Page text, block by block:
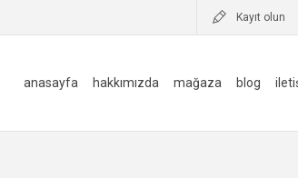
Kayıt olun
anasayfa hakkımızda mağaza blog